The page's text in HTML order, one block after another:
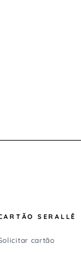
SERALLÊ
cartão